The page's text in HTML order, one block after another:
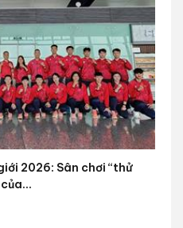
2026: Sân chơi “thử